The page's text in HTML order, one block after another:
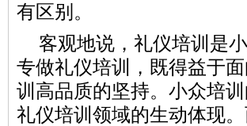
有区别。
客观地说，礼仪培训是
专做礼仪培训，既得益于
训 高品质的坚持。小众培
礼仪培训领域的生动体现